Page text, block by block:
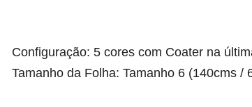
Configuração: 5 cores com Coater na
Tamanho da Folha: Tamanho 6 (140cms /